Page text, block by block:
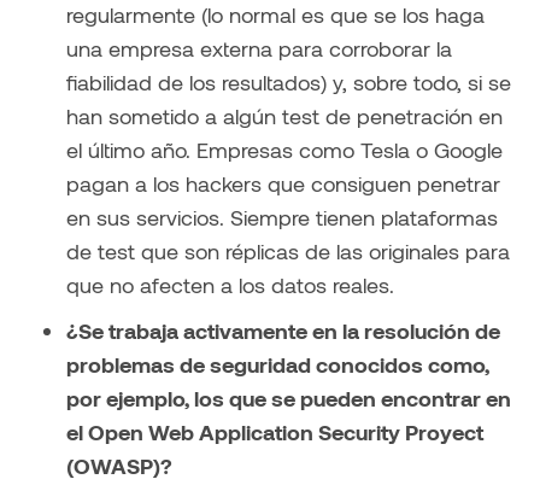
regularmente (lo normal es que se los haga
una empresa externa para corroborar la
fiabilidad de los resultados) y, sobre todo, si se
han sometido a algún test de penetración en
el último año. Empresas como Tesla o Google
pagan a los hackers que consiguen penetrar
en sus servicios. Siempre tienen plataformas
de test que son réplicas de las originales para
que no afecten a los datos reales.
¿Se trabaja activamente en la resolución de
problemas de seguridad conocidos como,
por ejemplo, los que se pueden encontrar en
el Open Web Application Security Proyect
(OWASP)?